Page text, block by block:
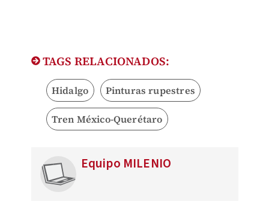
TAGS RELACIONADOS:
Hidalgo Pinturas rupestres
Tren México-Querétaro
Equipo MILENIO